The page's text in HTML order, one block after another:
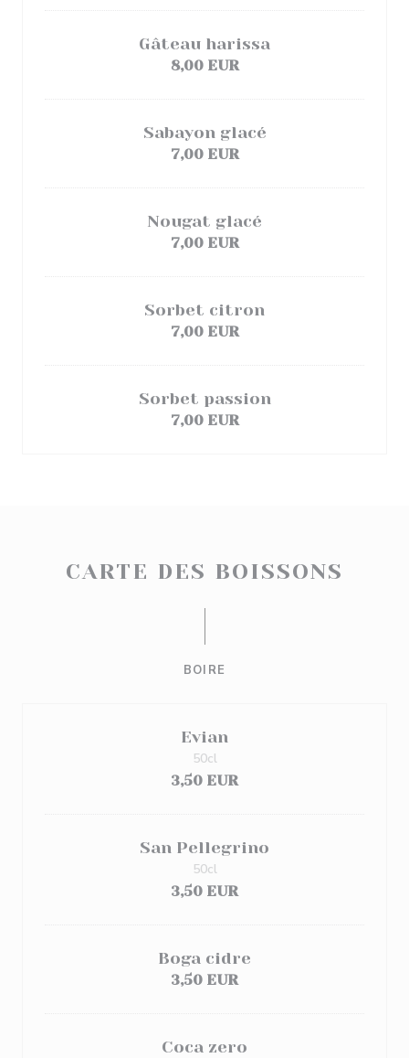
Gâteau harissa
8,00 EUR
Sabayon glacé
7,00 EUR
Nougat glacé
7,00 EUR
Sorbet citron
7,00 EUR
Sorbet passion
7,00 EUR
CARTE DES BOISSONS
BOIRE
Evian
3,50 EUR
50cl
San Pellegrino
3,50 EUR
50cl
Boga cidre
3,50 EUR
Coca zero